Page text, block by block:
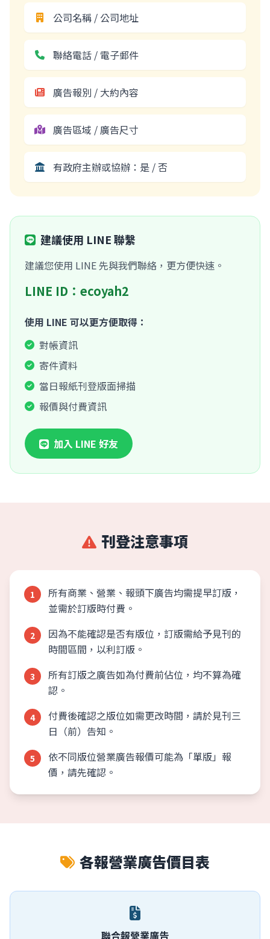
關於我們
聯絡我們
公司名稱 / 公司地址
聯絡電話 / 電子郵件
廣告報別 / 大約內容
廣告區域 / 廣告尺寸
有政府主辦或協辦：是 / 否
建議使用 LINE 聯繫
建議您使用 LINE 先與我們聯絡，更方便快速。
LINE ID：ecoyah2
使用 LINE 可以更方便取得：
對帳資訊
寄件資料
當日報紙刊登版面掃描
報價與付費資訊
加入 LINE 好友
刊登注意事項
1
所有商業、營業、報頭下廣告均需提早訂版，
並需於訂版時付費。
2
因為不能確認是否有版位，訂版需給予見刊的
時間區間，以利訂版。
3
所有訂版之廣告如為付費前佔位，均不算為確
認。
4
付費後確認之版位如需更改時間，請於見刊三
日（前）告知。
5
依不同版位營業廣告報價可能為「單版」報
價，請先確認。
各報營業廣告價目表
聯合報營業廣告